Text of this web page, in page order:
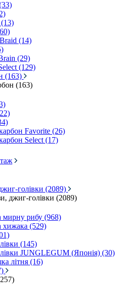
(14)
(29)
(129)
(163)
(163)
Favorite (26)
Select (17)
голівки (2089)
джиг-голівки (2089)
мирну рибу (968)
хижака (529)
(145)
JUNGLEGUM (Японія) (30)
літня (16)